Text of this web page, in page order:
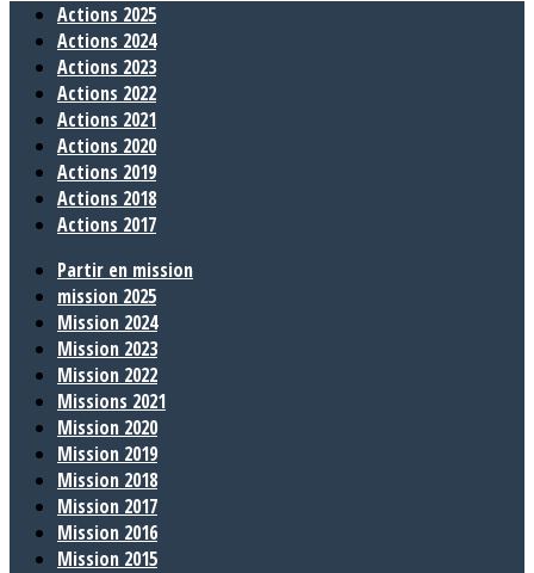
Actions 2025
Actions 2024
Actions 2023
Actions 2022
Actions 2021
Actions 2020
Actions 2019
Actions 2018
Actions 2017
Partir en mission
mission 2025
Mission 2024
Mission 2023
Mission 2022
Missions 2021
Mission 2020
Mission 2019
Mission 2018
Mission 2017
Mission 2016
Mission 2015